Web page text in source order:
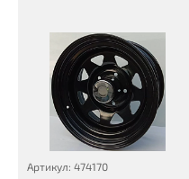
Артикул: 474170